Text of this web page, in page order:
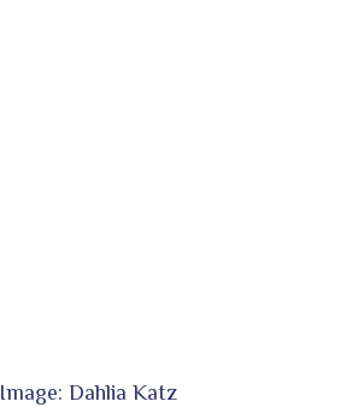
Image: Dahlia Katz